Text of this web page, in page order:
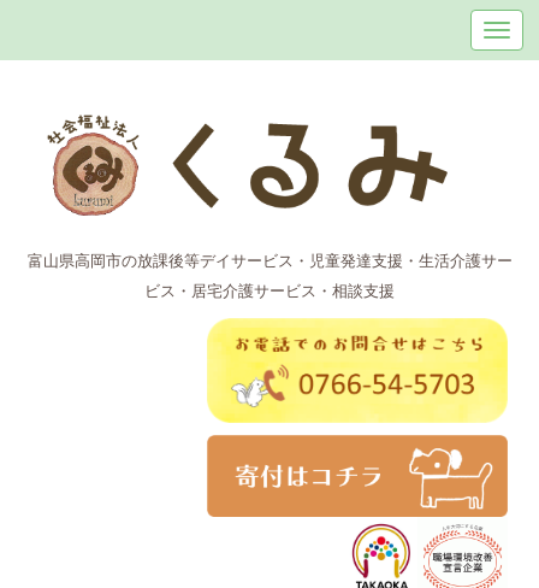
富山県高岡市の放課後等デイサービス・児童発達支援・生活介護サー
ビス・居宅介護サービス・相談支援